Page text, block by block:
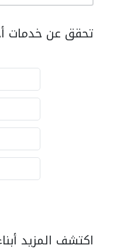
تحقق عن خدمات
اكتشف المزيد